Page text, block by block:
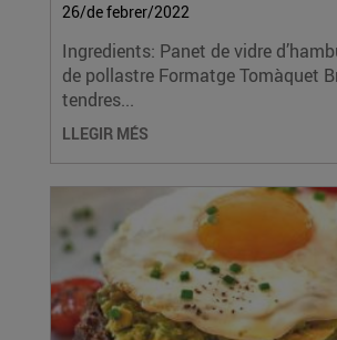
26/de febrer/2022
Ingredients: Panet de vidre
de pollastre Formatge Tomàquet
tendres...
LLEGIR MÉS